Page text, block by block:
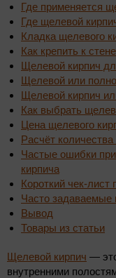
Где применяется
Где щелевой
Кладка щелевого
Как крепить к
Щелевой кирпич
Щелевой или
Щелевой кирпич
Как выбрать
Цена щелевого
Расчёт
Частые ошибки
кирпича
Короткий чек-лист
Часто задаваемые
Вывод
Товары из статьи
Щелевой кирпич —
внутренними